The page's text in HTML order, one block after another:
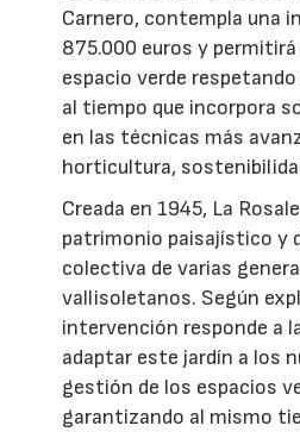
Carnero, contempla una
875.000 euros y
espacio verde
al tiempo que incorpora
en las técnicas más
horticultura,
Creada en 1945, La
patrimonio paisajístico y
colectiva de varias
vallisoletanos. Según
intervención responde a
adaptar este jardín a los
gestión de los espacios
garantizando al mismo